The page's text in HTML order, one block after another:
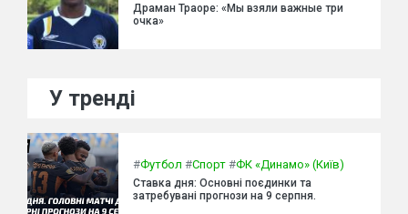
Драман Траоре: «Мы взяли важные три
очка»
У тренді
#Футбол #Спорт #ФК «Динамо» (Київ)
Ставка дня: Основні поєдинки та
затребувані прогнози на 9 серпня.